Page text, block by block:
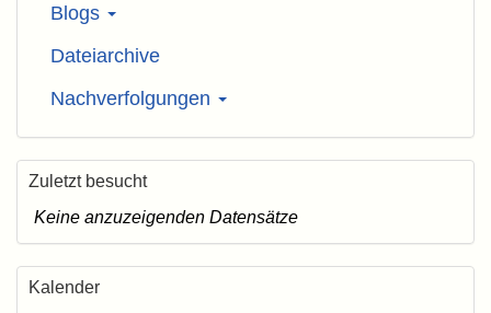
Blogs
Dateiarchive
Nachverfolgungen
Zuletzt besucht
Keine anzuzeigenden Datensätze
Kalender